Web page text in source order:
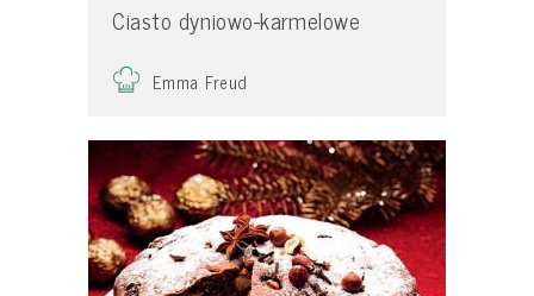
Ciasto dyniowo-karmelowe
Emma Freud